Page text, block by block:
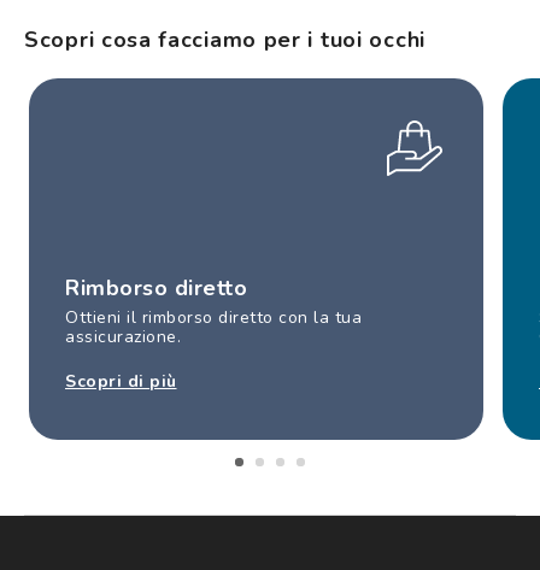
Scopri cosa facciamo per i tuoi occhi
Rimborso diretto
Ottieni il rimborso diretto con la tua
assicurazione.
Scopri di più